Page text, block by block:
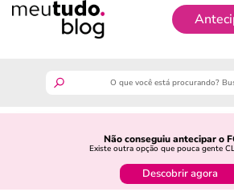
Não conseguiu antecipar o
Existe outra opção que pouca gente
Descobrir agora
Antecipar FGTS
guia do trabalhador